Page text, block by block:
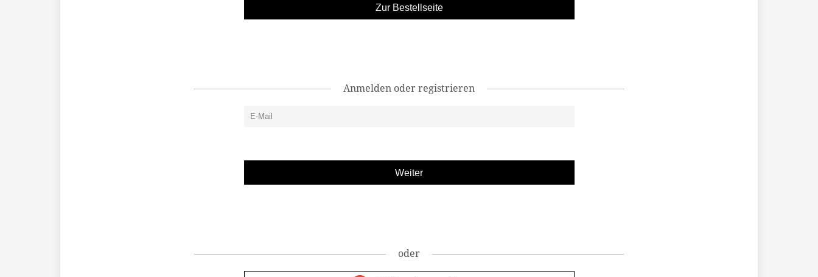
Zur Bestellseite
Anmelden oder registrieren
oder